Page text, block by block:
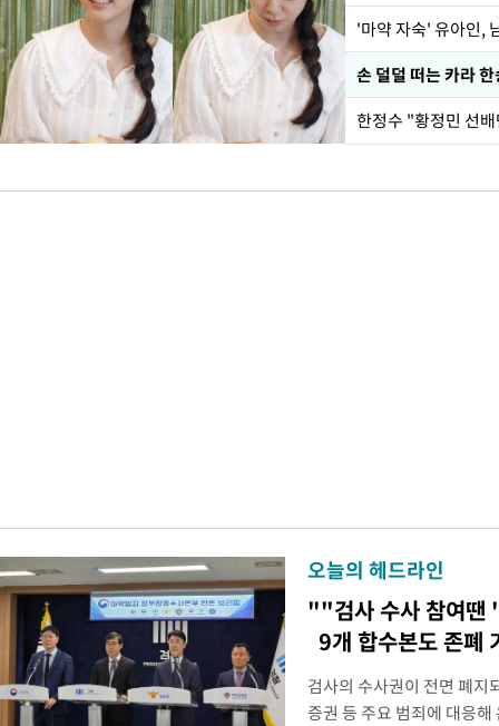
'마약 자숙' 유아인,
손 덜덜 떠는 카라
오늘의 헤드라인
""검사 수사 참여
9개 합수본도 존폐
검사의 수사권이 전면 폐
증권 등 주요 범죄에 대응